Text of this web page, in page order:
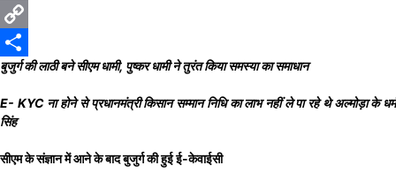
X
Copy
Link
Share
बुजुर्ग की लाठी बने सीएम धामी, पुष्कर धामी ने तुरंत किया समस्या का समाधान
E- KYC ना होने से प्रधानमंत्री किसान सम्मान निधि का लाभ नहीं ले पा रहे थे अल्मोड़ा के धर्म
सिंह
सीएम के संज्ञान में आने के बाद बुजुर्ग की हुई ई-केवाईसी